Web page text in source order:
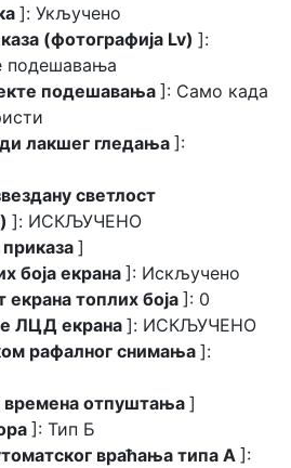
]: Укључено
(фотографија Lv) ]:
подешавања
подешавања ]: Само када
лакшег гледања ]:
светлост
]: ИСКЉУЧЕНО
]
боја екрана ]: Искључено
топлих боја ]: 0
ЛЦД екрана]: ИСКЉУЧЕНО
рафалног снимања ]:
времена отпуштања ]
]: Тип Б
враћања типа А ]: